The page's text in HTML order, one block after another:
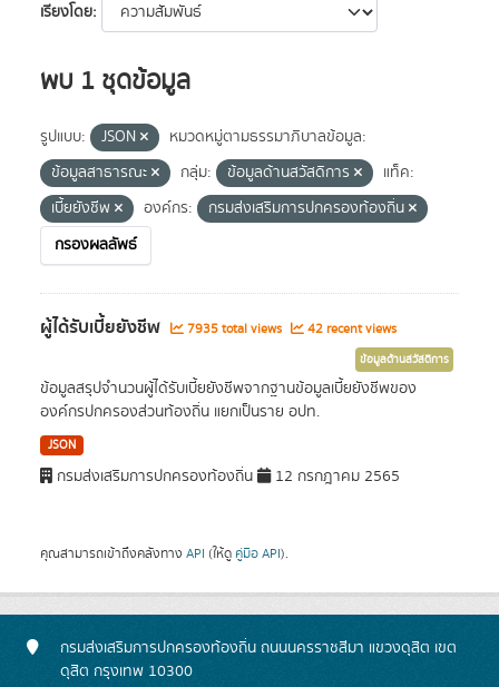
เรียงโดย
พบ 1 ชุดข้อมูล
รูปแบบ: JSON
หมวดหมู่ตามธรรมาภิบาลข้อมูล:
ข้อมูลสาธารณะ
กลุ่ม: ข้อมูลด้านสวัสดิการ
แท็ค:
เบี้ยยังชีพ
องค์กร:
กรมส่งเสริมการปกครองท้องถิ่น
กรองผลลัพธ์
ผู้ได้รับเบี้ยยังชีพ 7935 total views 42 recent views
ข้อมูลด้านสวัสดิการ
ข้อมูลสรุปจำนวนผู้ได้รับเบี้ยยังชีพจากฐานข้อมูลเบี้ยยังชีพของ
องค์กรปกครองส่วนท้องถิ่น แยกเป็นราย อปท.
JSON
กรมส่งเสริมการปกครองท้องถิ่น 12 กรกฎาคม 2565
คุณสามารถเข้าถึงคลังทาง API (ให้ดู คู่มือ API).
กรมส่งเสริมการปกครองท้องถิ่น ถนนนครราชสีมา แขวงดุสิต เขต
ดุสิต กรุงเทพ 10300